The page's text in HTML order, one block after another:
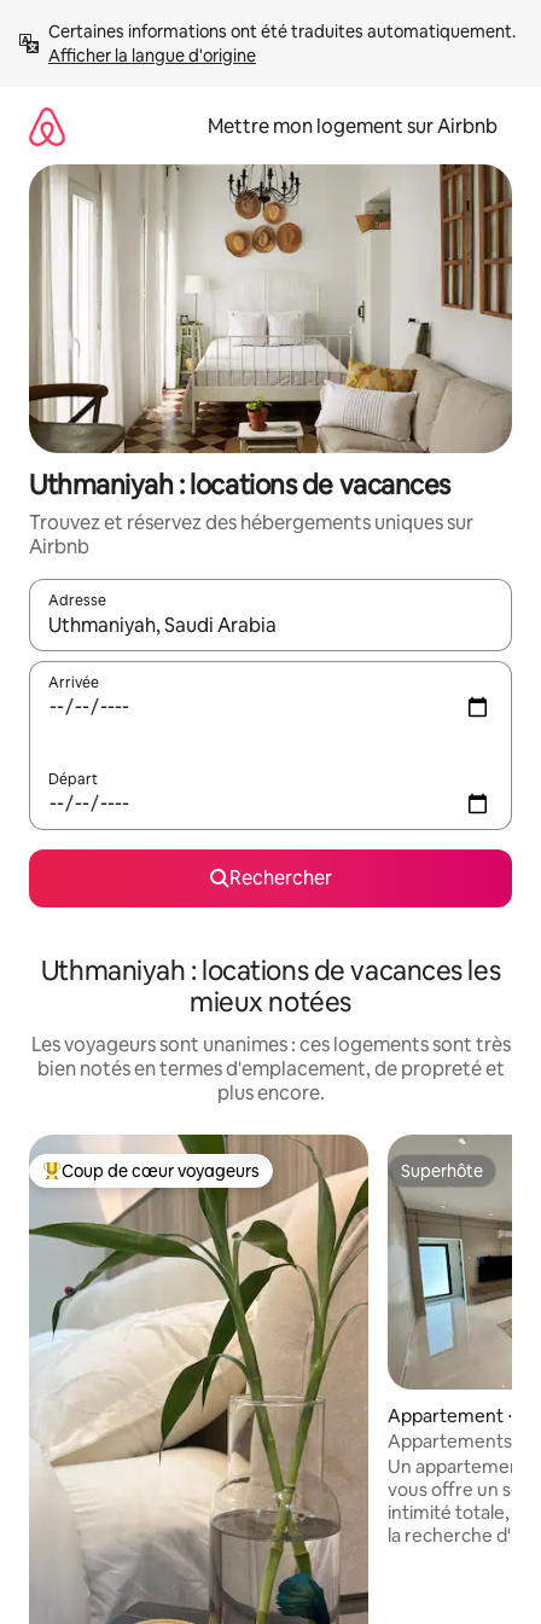
directement
Afficher la langue d'origine
Mettre mon logement sur Airbnb
Uthmaniyah : locations de vacances
Trouvez et réservez des hébergements uniques sur
Airbnb
Adresse
Lorsque les résultats s'affichent, utilisez les flèches vers le
Arrivée
Départ
Rechercher
Uthmaniyah : locations de vacances les
mieux notées
Les voyageurs sont unanimes : ces logements sont très
bien notés en termes d'emplacement, de propreté et
plus encore.
Coups de cœur voyageurs les plus appréciés
Coup de cœur voyageurs Superhôte
Superhôte
Appartement ⋅ Al
Appartements à
Salam Al Oula
Un appartement
vous offre un
intimité totale,
la recherche d'un